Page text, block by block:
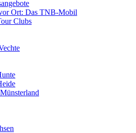
Ort: Das TNB-Mobil
Clubs